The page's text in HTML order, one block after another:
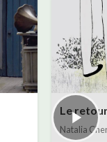
Le
Natalia